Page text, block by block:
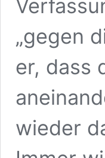
„gegen
er, dass
wieder